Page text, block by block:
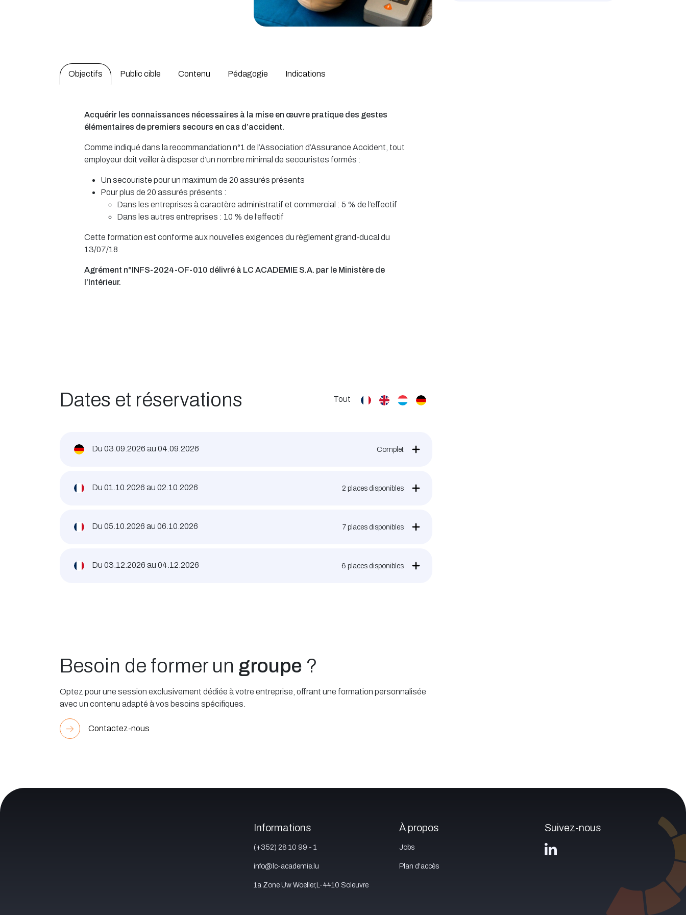
Objectifs Public cible Contenu Pédagogie Indications
Acquérir les connaissances nécessaires à la mise en œuvre pratique des gestes
élémentaires de premiers secours en cas d’accident.
Comme indiqué dans la recommandation n°1 de l’Association d’Assurance Accident, tout
employeur doit veiller à disposer d’un nombre minimal de secouristes formés :
Un secouriste pour un maximum de 20 assurés présents
Pour plus de 20 assurés présents :
Dans les entreprises à caractère administratif et commercial : 5 % de l’effectif
Dans les autres entreprises : 10 % de l’effectif
Cette formation est conforme aux nouvelles exigences du règlement grand-ducal du
13/07/18.
Agrément n°INFS-2024-OF-010 délivré à LC ACADEMIE S.A. par le Ministère de
l’Intérieur.
Dates et réservations Tout
Du 03.09.2026 au 04.09.2026 Complet
Du 01.10.2026 au 02.10.2026 2 places disponibles
Du 05.10.2026 au 06.10.2026 7 places disponibles
Du 03.12.2026 au 04.12.2026 6 places disponibles
Besoin de former un groupe ?
Optez pour une session exclusivement dédiée à votre entreprise, offrant une formation personnalisée
avec un contenu adapté à vos besoins spécifiques.
Contactez-nous
Informations
(+352) 28 10 99 - 1
info@lc-academie.lu
1a Zone Uw Woeller,L-4410 Soleuvre
À propos
Jobs
Plan d'accès
Suivez-nous